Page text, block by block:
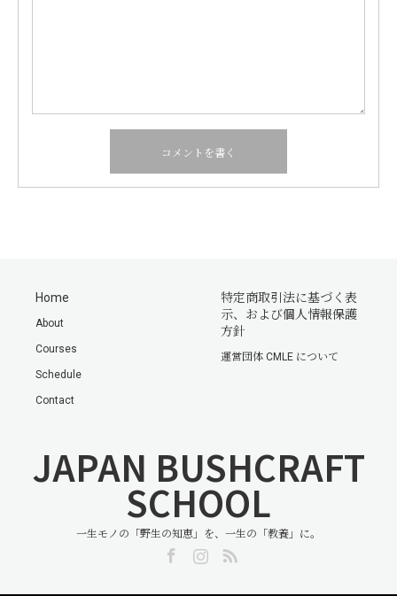
Home
About
Courses
Schedule
Contact
特定商取引法に基づく表
示、および個人情報保護
方針
運営団体 CMLE について
JAPAN BUSHCRAFT
SCHOOL
一生モノの「野生の知恵」を、一生の「教養」に。